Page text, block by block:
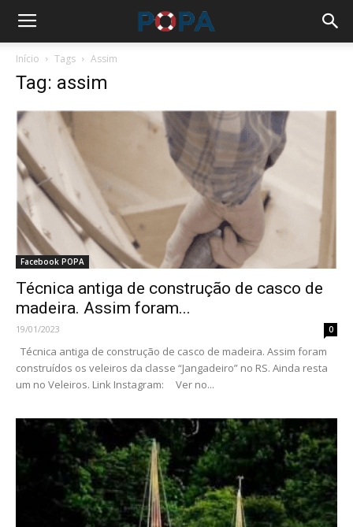
Início Tags Assim
Tag: assim
Facebook POPA
Técnica antiga de construção de casco de
madeira. Assim foram...
19/01/2023 0
Técnica antiga de construção de casco de madeira. Assim foram
construídos os veleiros da classe “Jangadeiro” no RS. Ainda resta
um no Veleiros. Link Instagram: Ver no...